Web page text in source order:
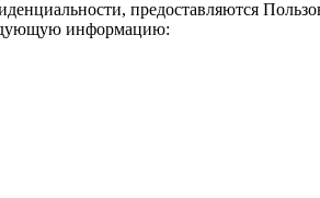
предоставляются
информацию: